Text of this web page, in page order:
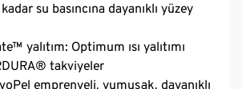
su basıncına dayanıklı yüzey
yalıtım: Optimum ısı yalıtımı
takviyeler
emprenyeli, yumuşak, dayanıklı